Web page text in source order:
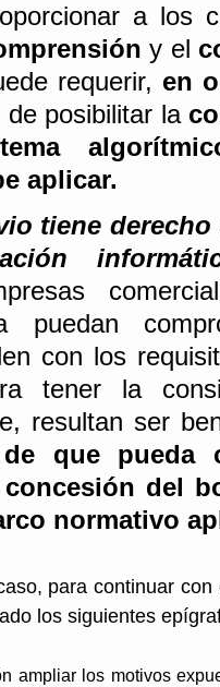
y el
requerir, en
de posibilitar la
aplicar.
tiene derecho
puedan
con los
tener la
resultan ser
que pueda
del
normativo
para continuar
los siguientes
ampliar los motivos